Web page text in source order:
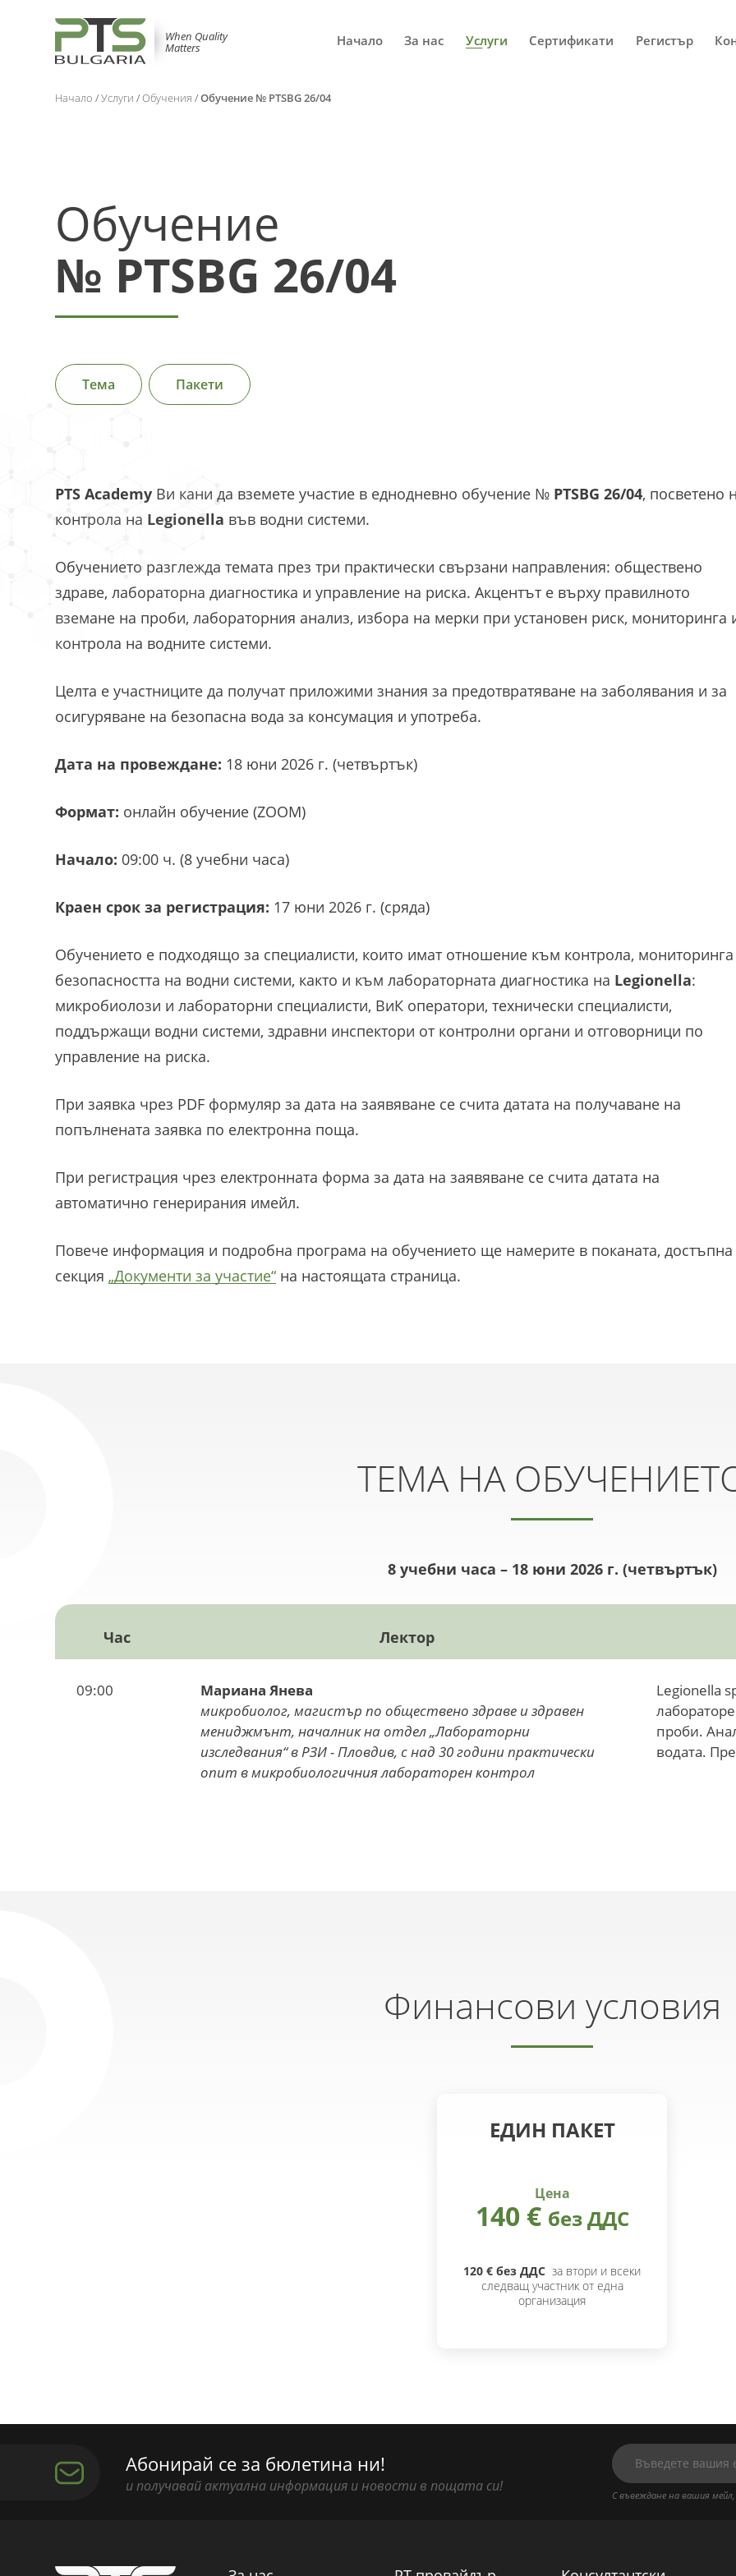
When Quality
Matters Начало За нас Услуги Сертификати Регистър
Начало /Услуги /Обучения /Обучение № PTSBG 26/04
Обучение
№ PTSBG 26/04
Тема Пакети
PTS Academy Ви кани да вземете участие в еднодневно обучение № PTSBG 26/04, посветено
контрола на Legionella във водни системи.
Обучението разглежда темата през три практически свързани направления: обществено
здраве, лабораторна диагностика и управление на риска. Акцентът е върху правилното
вземане на проби, лабораторния анализ, избора на мерки при установен риск, мониторинга
контрола на водните системи.
Целта е участниците да получат приложими знания за предотвратяване на заболявания и за
осигуряване на безопасна вода за консумация и употреба.
Дата на провеждане: 18 юни 2026 г. (четвъртък)
Формат: онлайн обучение (ZOOM)
Начало: 09:00 ч. (8 учебни часа)
Краен срок за регистрация: 17 юни 2026 г. (сряда)
Обучението е подходящо за специалисти, които имат отношение към контрола,
безопасността на водни системи, както и към лабораторната диагностика на Legionella:
микробиолози и лабораторни специалисти, ВиК оператори, технически специалисти,
поддържащи водни системи, здравни инспектори от контролни органи и отговорници по
управление на риска.
При заявка чрез PDF формуляр за дата на заявяване се счита датата на получаване на
попълнената заявка по електронна поща.
При регистрация чрез електронната форма за дата на заявяване се счита датата на
автоматично генерирания имейл.
Повече информация и подробна програма на обучението ще намерите в поканата, достъпна
секция„Документи за участие“ на настоящата страница.
ТЕМА НА
8 учебни часа – 18 юни 2026 г. (четвъртък)
Час Лектор
09:00
Мариана Янева
микробиолог, магистър по обществено здраве и здравен
мениджмънт, началник на отдел „Лабораторни
изследвания“ в РЗИ - Пловдив, с над 30 години практически
опит в микробиологичния лабораторен контрол
Legionella
проби.
водата.
Финансови условия
ЕДИН ПАКЕТ
Цена
140 € без ДДС
120 € без ДДС за втори и всеки
следващ участник от една
организация
Абонирай се за бюлетина ни!
и получавай актуална информация и новости в пощата си!
С въвеждане на вашия